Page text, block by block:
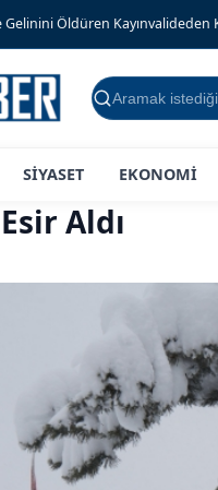
Gelinini Öldüren
Ara
SİYASET EKONOMİ
Aldı